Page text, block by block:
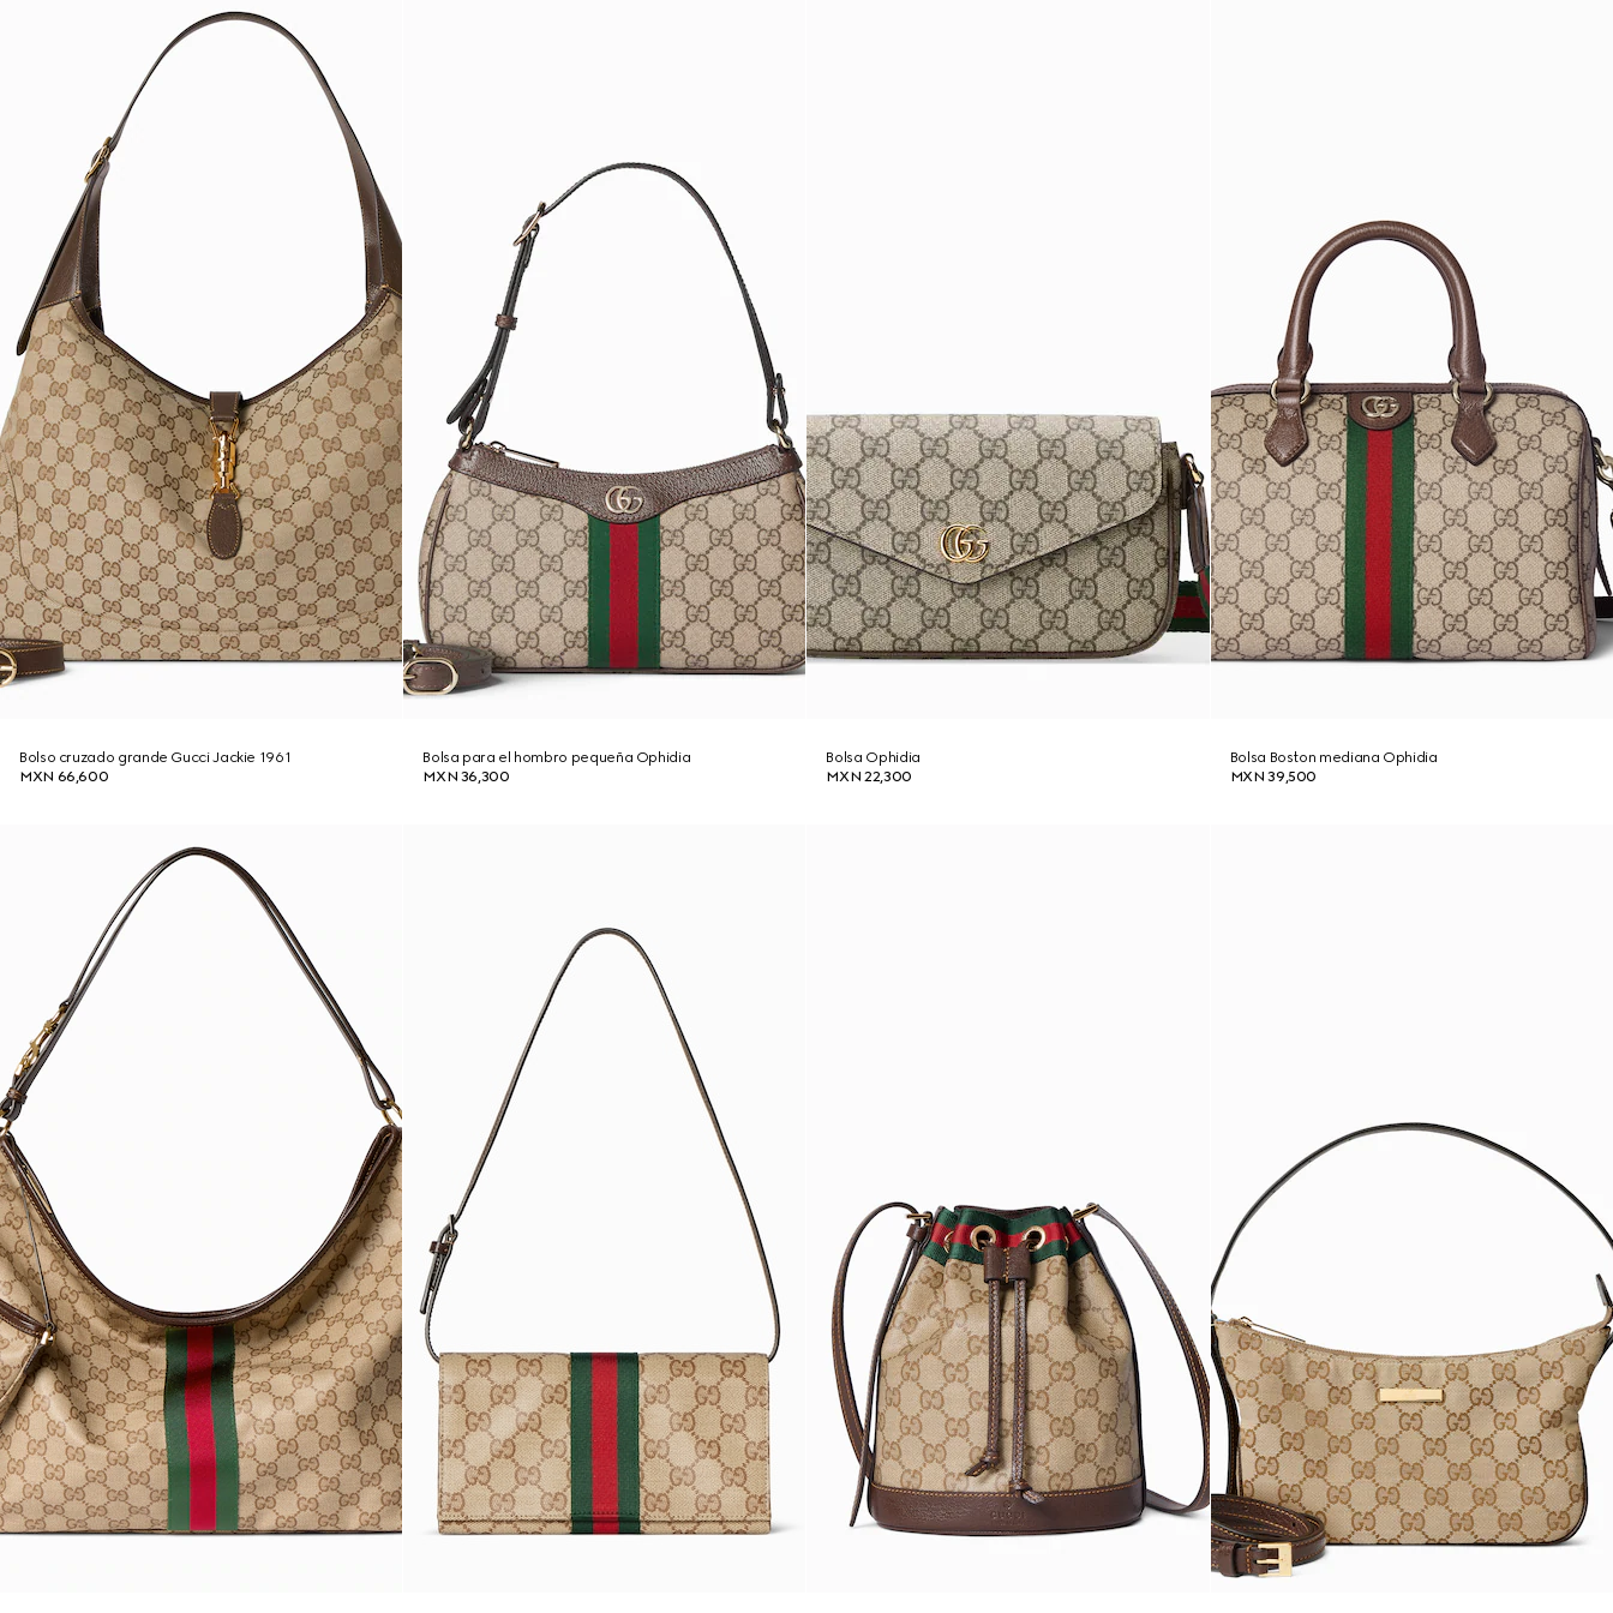
Bolso cruzado grande Gucci Jackie 1961
MXN 66,600
Bolsa para el hombro pequeña Ophidia
MXN 36,300
Bolsa Ophidia
MXN 22,300
Bolsa Boston mediana Ophidia
MXN 39,500